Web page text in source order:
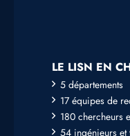
LE LISN EN
5 départements
17 équipes de
180 chercheurs
54 ingénieurs et